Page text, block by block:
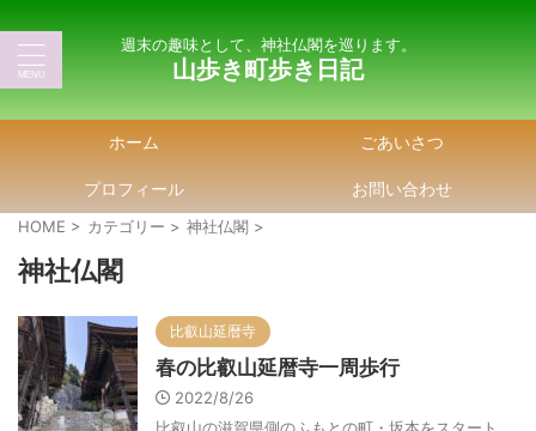
週末の趣味として、神社仏閣を巡ります。
山歩き町歩き日記
ホーム ごあいさつ
プロフィール お問い合わせ
HOME > カテゴリー > 神社仏閣 >
神社仏閣
比叡山延暦寺
春の比叡山延暦寺一周歩行
2022/8/26